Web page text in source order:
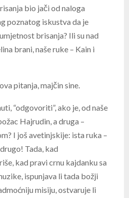
bio jači od naloga
poznatog iskustva da je
brisanja? Ili su nad
brani, naše ruke – Kain i
pitanja, majčin sine.
“odgovoriti”, ako je, od naše
Hajrudin, a druga –
I još avetinjskije: ista ruka –
Tada, kad
kad pravi crnu kajdanku sa
ispunjava li tada božji
misiju, ostvaruje li